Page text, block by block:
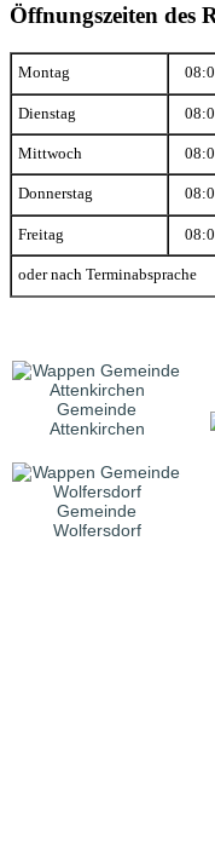
Öffnungszeiten des
Montag
Dienstag
Mittwoch
Donnerstag
Freitag
oder nach Terminabsprache
Gemeinde
Attenkirchen
Gemeinde
Wolfersdorf